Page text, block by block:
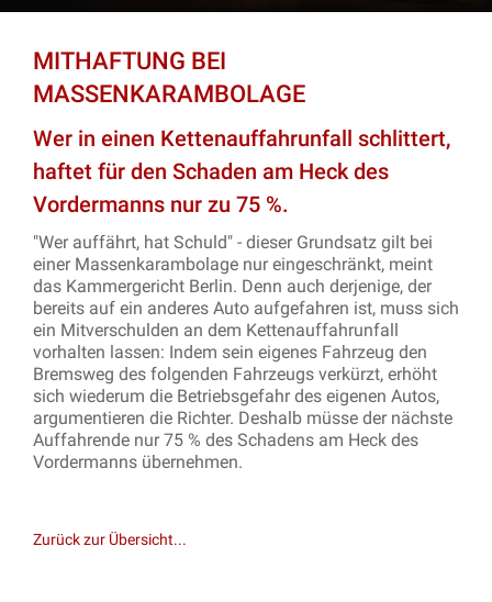
MITHAFTUNG BEI
MASSENKARAMBOLAGE
Wer in einen Kettenauffahrunfall schlittert,
haftet für den Schaden am Heck des
Vordermanns nur zu 75 %.
"Wer auffährt, hat Schuld" - dieser Grundsatz gilt bei
einer Massenkarambolage nur eingeschränkt, meint
das Kammergericht Berlin. Denn auch derjenige, der
bereits auf ein anderes Auto aufgefahren ist, muss sich
ein Mitverschulden an dem Kettenauffahrunfall
vorhalten lassen: Indem sein eigenes Fahrzeug den
Bremsweg des folgenden Fahrzeugs verkürzt, erhöht
sich wiederum die Betriebsgefahr des eigenen Autos,
argumentieren die Richter. Deshalb müsse der nächste
Auffahrende nur 75 % des Schadens am Heck des
Vordermanns übernehmen.
Zurück zur Übersicht...